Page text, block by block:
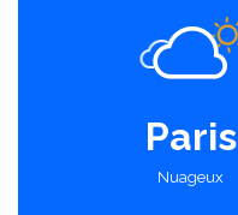
Paris
Nuageux